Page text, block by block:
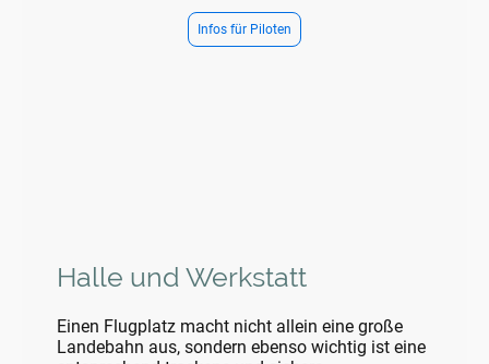
Infos für Piloten
Halle und Werkstatt
Einen Flugplatz macht nicht allein eine große
Landebahn aus, sondern ebenso wichtig ist eine